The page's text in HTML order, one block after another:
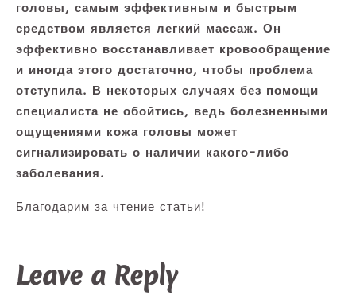
головы, самым эффективным и быстрым
средством является легкий массаж. Он
эффективно восстанавливает кровообращение
и иногда этого достаточно, чтобы проблема
отступила. В некоторых случаях без помощи
специалиста не обойтись, ведь болезненными
ощущениями кожа головы может
сигнализировать о наличии какого-либо
заболевания.
Благодарим за чтение статьи!
Leave a Reply